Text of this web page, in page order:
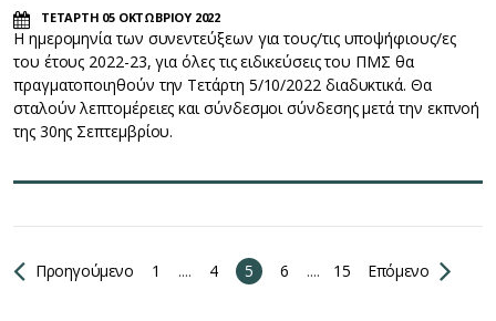
ΤΕΤΑΡΤΗ 05 ΟΚΤΩΒΡΙΟΥ 2022
Η ημερομηνία των συνεντεύξεων για τους/τις υποψήφιους/ες
του έτους 2022-23, για όλες τις ειδικεύσεις του ΠΜΣ θα
πραγματοποιηθούν την Τετάρτη 5/10/2022 διαδυκτικά. Θα
σταλούν λεπτομέρειες και σύνδεσμοι σύνδεσης μετά την εκπνοή
της 30ης Σεπτεμβρίου.
Προηγούμενο 1 .... 4 5 6 .... 15 Επόμενο